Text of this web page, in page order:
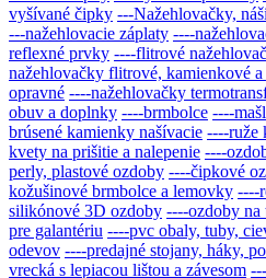
vyšívané čipky ---Nažehlovačky,
---nažehlovacie záplaty ----
reflexné prvky ----flitrové
nažehlovačky flitrové, kamienkové
opravné ----nažehlovačky
obuv a doplnky ----brmbolce ----
brúsené kamienky našívacie ----ruže
kvety na prišitie a nalepenie ----
perly, plastové ozdoby ----čipkové
kožušinové brmbolce a lemovky ----
silikónové 3D ozdoby ----ozdoby na
pre galantériu ----pvc obaly, tuby,
odevov ----predajné stojany, háky,
vrecká s lepiacou lištou a závesom